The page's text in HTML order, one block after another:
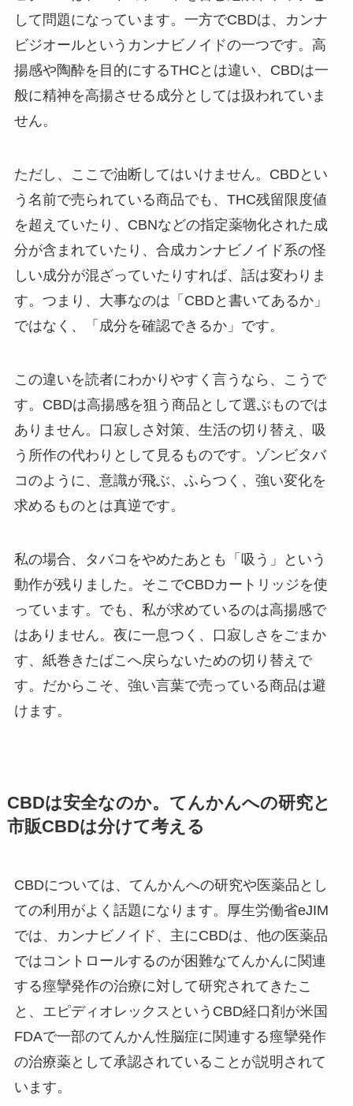
して問題になっています。一方でCBDは、カンナ
ビジオールというカンナビノイドの一つです。高
揚感や陶酔を目的にするTHCとは違い、CBDは一
般に精神を高揚させる成分としては扱われていま
せん。
ただし、ここで油断してはいけません。CBDとい
う名前で売られている商品でも、THC残留限度値
を超えていたり、CBNなどの指定薬物化された成
分が含まれていたり、合成カンナビノイド系の怪
しい成分が混ざっていたりすれば、話は変わりま
す。つまり、大事なのは「CBDと書いてあるか」
ではなく、「成分を確認できるか」です。
この違いを読者にわかりやすく言うなら、こうで
す。CBDは高揚感を狙う商品として選ぶものでは
ありません。口寂しさ対策、生活の切り替え、吸
う所作の代わりとして見るものです。ゾンビタバ
コのように、意識が飛ぶ、ふらつく、強い変化を
求めるものとは真逆です。
私の場合、タバコをやめたあとも「吸う」という
動作が残りました。そこでCBDカートリッジを使
っています。でも、私が求めているのは高揚感で
はありません。夜に一息つく、口寂しさをごまか
す、紙巻きたばこへ戻らないための切り替えで
す。だからこそ、強い言葉で売っている商品は避
けます。
CBDは安全なのか。てんかんへの研究と
市販CBDは分けて考える
CBDについては、てんかんへの研究や医薬品とし
ての利用がよく話題になります。厚生労働省eJIM
では、カンナビノイド、主にCBDは、他の医薬品
ではコントロールするのが困難なてんかんに関連
する痙攣発作の治療に対して研究されてきたこ
と、エピディオレックスというCBD経口剤が米国
FDAで一部のてんかん性脳症に関連する痙攣発作
の治療薬として承認されていることが説明されて
います。